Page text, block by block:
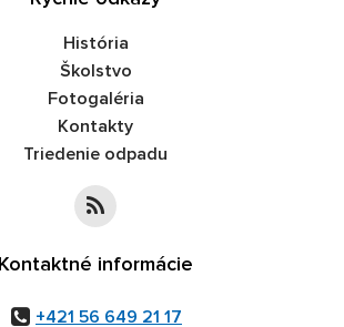
História
Školstvo
Fotogaléria
Kontakty
Triedenie odpadu
Kontaktné informácie
+421 56 649 21 17